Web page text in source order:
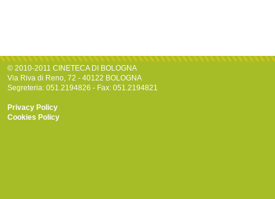
© 2010-2011 CINETECA DI BOLOGNA
Via Riva di Reno, 72 - 40122 BOLOGNA
Segreteria: 051.2194826 - Fax: 051.2194821
Privacy Policy
Cookies Policy